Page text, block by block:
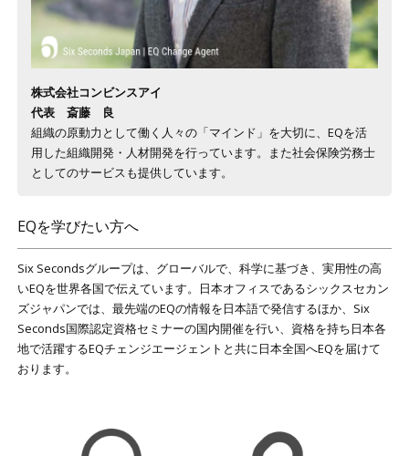
株式会社コンビンスアイ
代表 斎藤 良
組織の原動力として働く人々の「マインド」を大切に、EQを活
用した組織開発・人材開発を行っています。また社会保険労務士
としてのサービスも提供しています。
EQを学びたい方へ
Six Secondsグループは、グローバルで、科学に基づき、実用性の高
いEQを世界各国で伝えています。日本オフィスであるシックスセカン
ズジャパンでは、最先端のEQの情報を日本語で発信するほか、Six
Seconds国際認定資格セミナーの国内開催を行い、資格を持ち日本各
地で活躍するEQチェンジエージェントと共に日本全国へEQを届けて
おります。